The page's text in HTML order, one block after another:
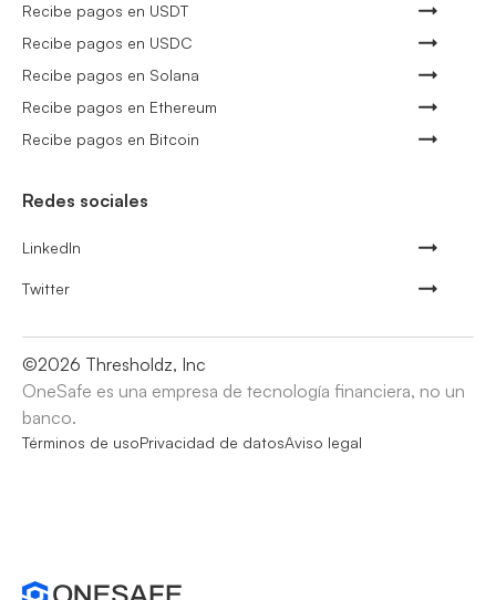
Recibe pagos en USDT
Recibe pagos en USDC
Recibe pagos en Solana
Recibe pagos en Ethereum
Recibe pagos en Bitcoin
Redes sociales
LinkedIn
Twitter
©2026 Thresholdz, Inc
OneSafe es una empresa de tecnología financiera, no un
banco.
Términos de usoPrivacidad de datosAviso legal